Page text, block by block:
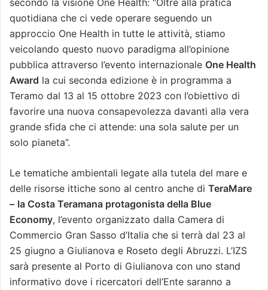
quotidiana che ci vede operare seguendo un
approccio One Health in tutte le attività, stiamo
veicolando questo nuovo paradigma all’opinione
pubblica attraverso l’evento internazionale One Health
Award la cui seconda edizione è in programma a
Teramo dal 13 al 15 ottobre 2023 con l’obiettivo di
favorire una nuova consapevolezza davanti alla vera
grande sfida che ci attende: una sola salute per un
solo pianeta”.
Le tematiche ambientali legate alla tutela del mare e
delle risorse ittiche sono al centro anche di TeraMare
– la Costa Teramana protagonista della Blue
Economy, l’evento organizzato dalla Camera di
Commercio Gran Sasso d’Italia che si terrà dal 23 al
25 giugno a Giulianova e Roseto degli Abruzzi. L’IZS
sarà presente al Porto di Giulianova con uno stand
informativo dove i ricercatori dell’Ente saranno a